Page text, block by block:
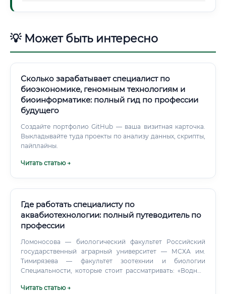
💡 Может быть интересно
Сколько зарабатывает специалист по
биоэкономике, геномным технологиям и
биоинформатике: полный гид по профессии
будущего
Создайте портфолио GitHub — ваша визитная карточка.
Выкладывайте туда проекты по анализу данных, скрипты,
пайплайны.
Читать статью →
Где работать специалисту по
аквабиотехнологии: полный путеводитель по
профессии
Ломоносова — биологический факультет Российский
государственный аграрный университет — МСХА им.
Тимирязева — факультет зоотехнии и биологии
Специальности, которые стоит рассматривать: «Водные
«Ихтиология», «Зоотехния», «Биология».
Читать статью →